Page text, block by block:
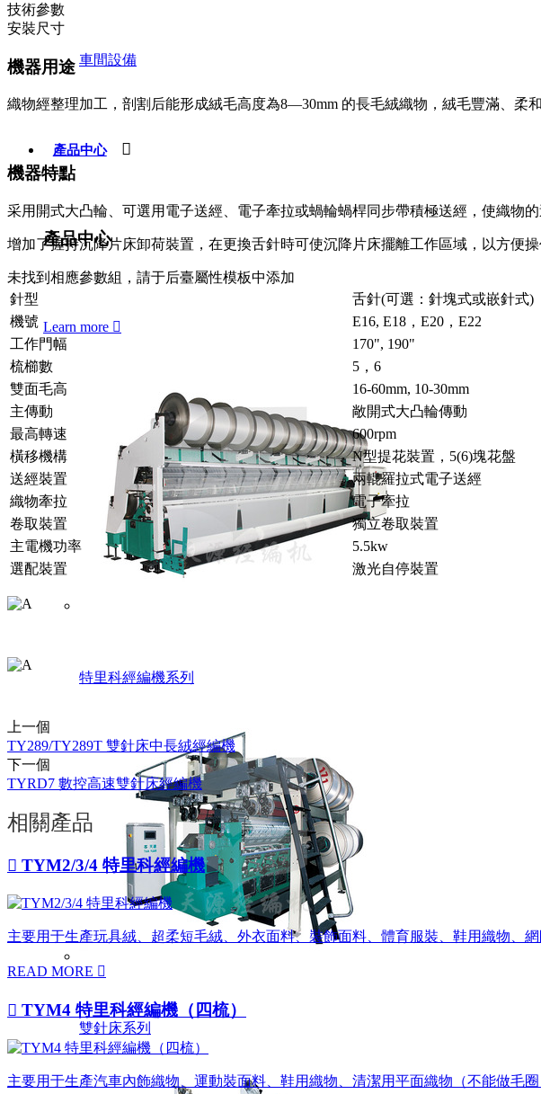
車間設備
產品中心 
產品中心
Learn more 
特里科經編機系列
雙針床系列
技術參數
安裝尺寸
機器用途
織物經整理加工，剖割后能形成絨毛高度為8—30mm 的長毛絨織物，絨毛豐滿、柔
機器特點
采用開式大凸輪、可選用電子送經、電子牽拉或蝸輪蝸桿同步帶積極送經，使織物
增加了握持沉降片床卸荷裝置，在更換舌針時可使沉降片床擺離工作區域，以方便操
未找到相應參數組，請于后臺屬性模板中添加
針型
舌針(可選：針塊式或嵌針式)
機號
E16, E18，E20，E22
工作門幅
170", 190"
梳櫛數
5，6
雙面毛高
16-60mm, 10-30mm
主傳動
敞開式大凸輪傳動
最高轉速
600rpm
橫移機構
N型提花裝置，5(6)塊花盤
送經裝置
兩輥羅拉式電子送經
織物牽拉
電子牽拉
卷取裝置
獨立卷取裝置
主電機功率
5.5kw
選配裝置
激光自停裝置
上一個
TY289/TY289T 雙針床中長絨經編機
下一個
TYRD7 數控高速雙針床經編機
相關產品
 TYM2/3/4 特里科經編機
主要用于生產玩具絨、超柔短毛絨、外衣面料、裝飾面料、體育服裝、鞋用織物、網
READ MORE 
 TYM4 特里科經編機（四梳）
主要用于生產汽車內飾織物、運動裝面料、鞋用織物、清潔用平面織物（不能做毛圈